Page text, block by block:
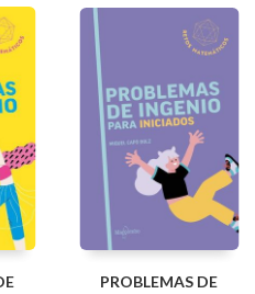
PROBLEMAS DE